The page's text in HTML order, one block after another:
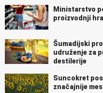
Ministarstvo
proizvodnji
Šumadijski
udruženje za
destilerije
Suncokret
značajnije